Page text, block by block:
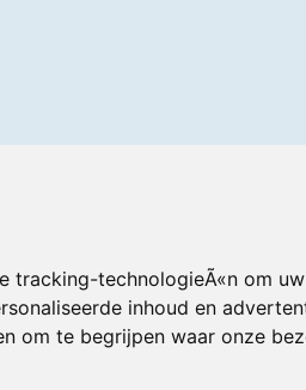
tracking-technologieÃ«n om
inhoud en
om te begrijpen waar onze